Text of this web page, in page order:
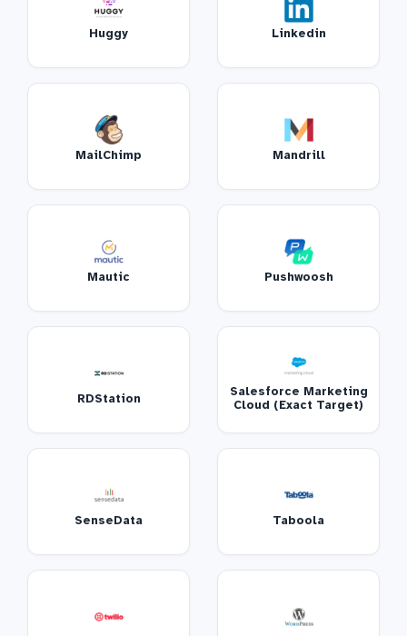
Huggy Linkedin
MailChimp Mandrill
Mautic Pushwoosh
RDStation
Salesforce Marketing
Cloud (Exact Target)
SenseData Taboola